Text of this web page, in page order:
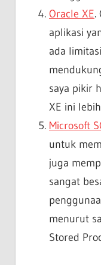
Oracle XE.
aplikasi
ada
saya pikir
XE ini
Microsoft
untuk
juga
sangat
menurut
Stored